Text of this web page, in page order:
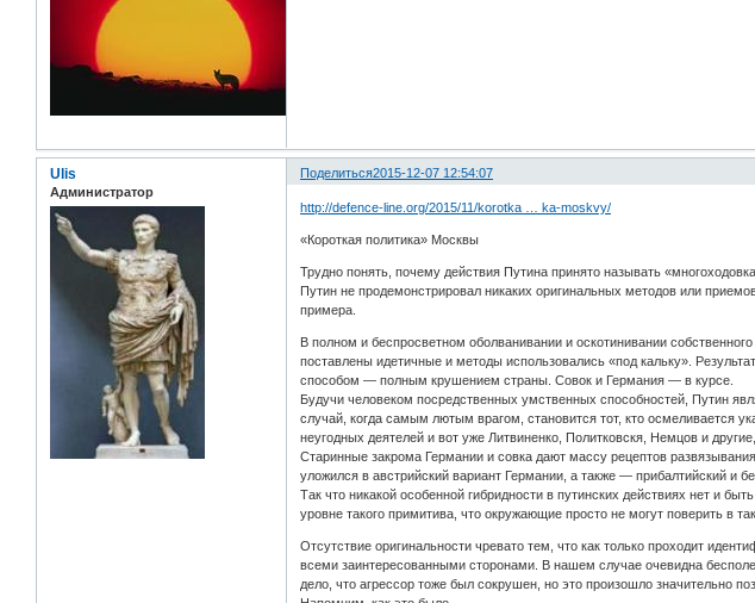
Поделиться2015-12-07 12:54:07
Ulis
Администратор
http://defence-line.org/2015/11/korotka … ka-moskvy/
«Короткая политика» Москвы
Трудно понять, почему действия Путина принято называть
Путин не продемонстрировал никаких оригинальных методов или
примера.
В полном и беспросветном оболванивании и оскотинивании
поставлены идетичные и методы использовались «под кальку».
способом — полным крушением страны. Совок и Германия — в курсе.
Будучи человеком посредственных умственных способностей, Путин
случай, когда самым лютым врагом, становится тот, кто осмеливается
неугодных деятелей и вот уже Литвиненко, Политковскя, Немцов и
Старинные закрома Германии и совка дают массу рецептов
уложился в австрийский вариант Германии, а также — прибалтийский и
Так что никакой особенной гибридности в путинских действиях нет и
уровне такого примитива, что окружающие просто не могут поверить в
Отсутствие оригинальности чревато тем, что как только проходит
всеми заинтересованными сторонами. В нашем случае очевидна
дело, что агрессор тоже был сокрушен, но это произошло значительно